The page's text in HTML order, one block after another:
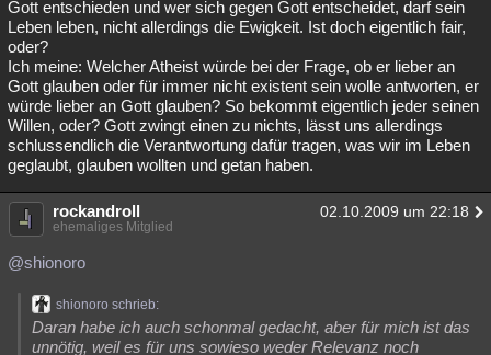
Gott entschieden und wer sich gegen Gott entscheidet, darf sein
Leben leben, nicht allerdings die Ewigkeit. Ist doch eigentlich fair,
oder?
Ich meine: Welcher Atheist würde bei der Frage, ob er lieber an
Gott glauben oder für immer nicht existent sein wolle antworten, er
würde lieber an Gott glauben? So bekommt eigentlich jeder seinen
Willen, oder? Gott zwingt einen zu nichts, lässt uns allerdings
schlussendlich die Verantwortung dafür tragen, was wir im Leben
geglaubt, glauben wollten und getan haben.
rockandroll 02.10.2009 um 22:18
ehemaliges Mitglied
@shionoro
shionoro schrieb:
Daran habe ich auch schonmal gedacht, aber für mich ist das
unnötig, weil es für uns sowieso weder Relevanz noch